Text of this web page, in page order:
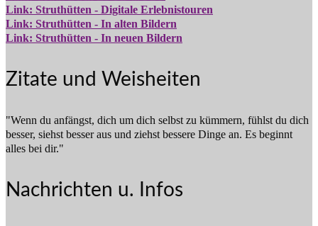
Link: Struthütten - Digitale Erlebnistouren
Link: Struthütten - In alten Bildern
Link: Struthütten - In neuen Bildern
Zitate und Weisheiten
"Wenn du anfängst, dich um dich selbst zu kümmern, fühlst du dich
besser, siehst besser aus und ziehst bessere Dinge an. Es beginnt
alles bei dir."
Nachrichten u. Infos